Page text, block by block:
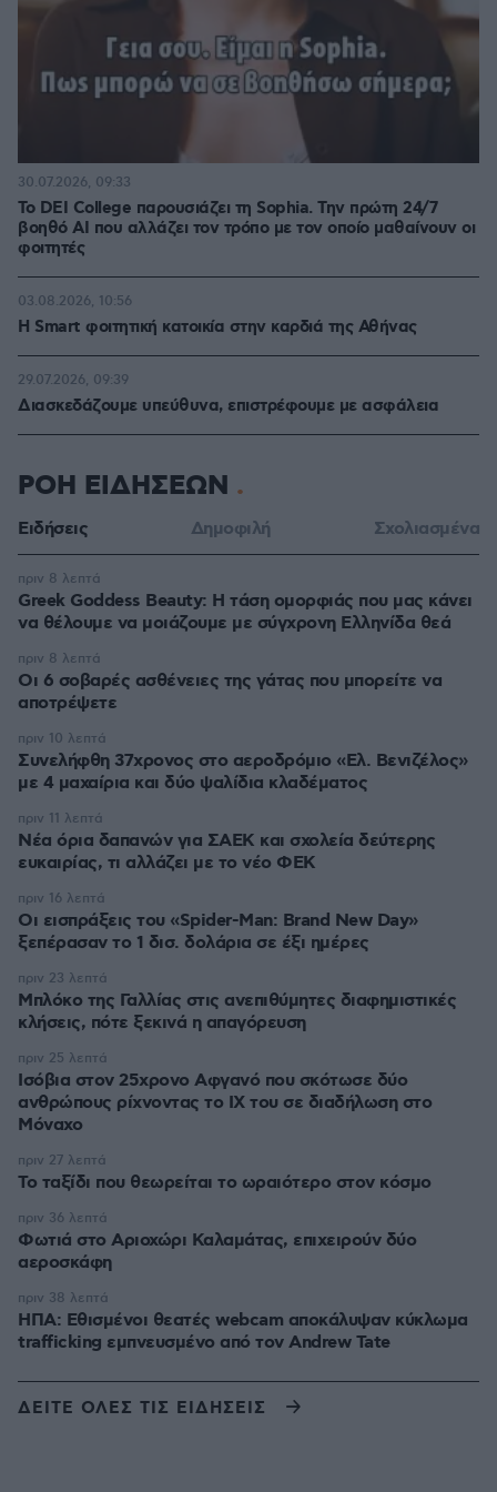
Το DEI College παρουσιάζει τη Sophia. Την πρώτη 24/7
βοηθό AI που αλλάζει τον τρόπο με τον οποίο μαθαίνουν οι
φοιτητές
30.07.2026, 09:33
Η Smart φοιτητική κατοικία στην καρδιά της Αθήνας
03.08.2026, 10:56
Διασκεδάζουμε υπεύθυνα, επιστρέφουμε με ασφάλεια
29.07.2026, 09:39
ΡΟΗ ΕΙΔΗΣΕΩΝ
Ειδήσεις Δημοφιλή Σχολιασμένα
Greek Goddess Beauty: Η τάση ομορφιάς που μας κάνει
να θέλουμε να μοιάζουμε με σύγχρονη Ελληνίδα θεά
πριν 8 λεπτά
Οι 6 σοβαρές ασθένειες της γάτας που μπορείτε να
αποτρέψετε
πριν 8 λεπτά
Συνελήφθη 37χρονος στο αεροδρόμιο «Ελ. Βενιζέλος»
με 4 μαχαίρια και δύο ψαλίδια κλαδέματος
πριν 10 λεπτά
Νέα όρια δαπανών για ΣΑΕΚ και σχολεία δεύτερης
ευκαιρίας, τι αλλάζει με το νέο ΦΕΚ
πριν 11 λεπτά
Οι εισπράξεις του «Spider-Man: Brand New Day»
ξεπέρασαν το 1 δισ. δολάρια σε έξι ημέρες
πριν 16 λεπτά
Μπλόκο της Γαλλίας στις ανεπιθύμητες διαφημιστικές
κλήσεις, πότε ξεκινά η απαγόρευση
πριν 23 λεπτά
Ισόβια στον 25χρονο Αφγανό που σκότωσε δύο
ανθρώπους ρίχνοντας το ΙΧ του σε διαδήλωση στο
Μόναχο
πριν 25 λεπτά
Το ταξίδι που θεωρείται το ωραιότερο στον κόσμο
πριν 27 λεπτά
Φωτιά στο Αριοχώρι Καλαμάτας, επιχειρούν δύο
αεροσκάφη
πριν 36 λεπτά
ΗΠΑ: Εθισμένοι θεατές webcam αποκάλυψαν κύκλωμα
trafficking εμπνευσμένο από τον Andrew Tate
πριν 38 λεπτά
ΔΕΙΤΕ ΟΛΕΣ ΤΙΣ ΕΙΔΗΣΕΙΣ